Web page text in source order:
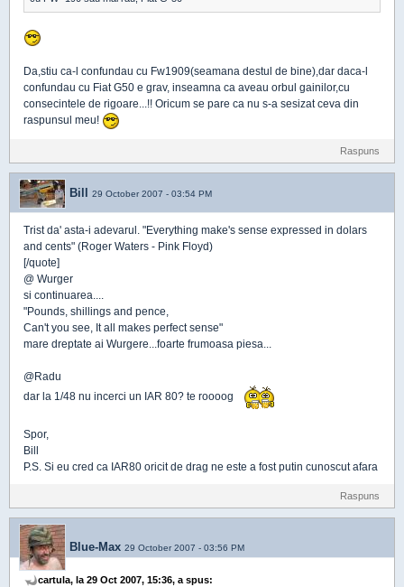
Da,stiu ca-l confundau cu Fw1909(seamana destul de bine),dar daca-l
confundau cu Fiat G50 e grav, inseamna ca aveau orbul gainilor,cu
consecintele de rigoare...!! Oricum se pare ca nu s-a sesizat ceva din
raspunsul meu!
Raspuns
Bill 29 October 2007 - 03:54 PM
Trist da' asta-i adevarul. "Everything make's sense expressed in dolars
and cents" (Roger Waters - Pink Floyd)
[/quote]
@ Wurger
si continuarea....
"Pounds, shillings and pence,
Can't you see, It all makes perfect sense"
mare dreptate ai Wurgere...foarte frumoasa piesa...
@Radu
dar la 1/48 nu incerci un IAR 80? te roooog
Spor,
Bill
P.S. Si eu cred ca IAR80 oricit de drag ne este a fost putin cunoscut afara
Raspuns
Blue-Max 29 October 2007 - 03:56 PM
cartula, la 29 Oct 2007, 15:36, a spus: